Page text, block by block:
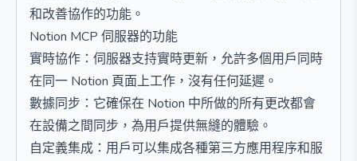
和改善協作的功能。
Notion MCP 伺服器的功能
實時協作：伺服器支持實時更新，允許多個用戶同時
在同一 Notion 頁面上工作，沒有任何延遲。
數據同步：它確保在 Notion 中所做的所有更改都會
在設備之間同步，為用戶提供無縫的體驗。
自定義集成：用戶可以集成各種第三方應用程序和服